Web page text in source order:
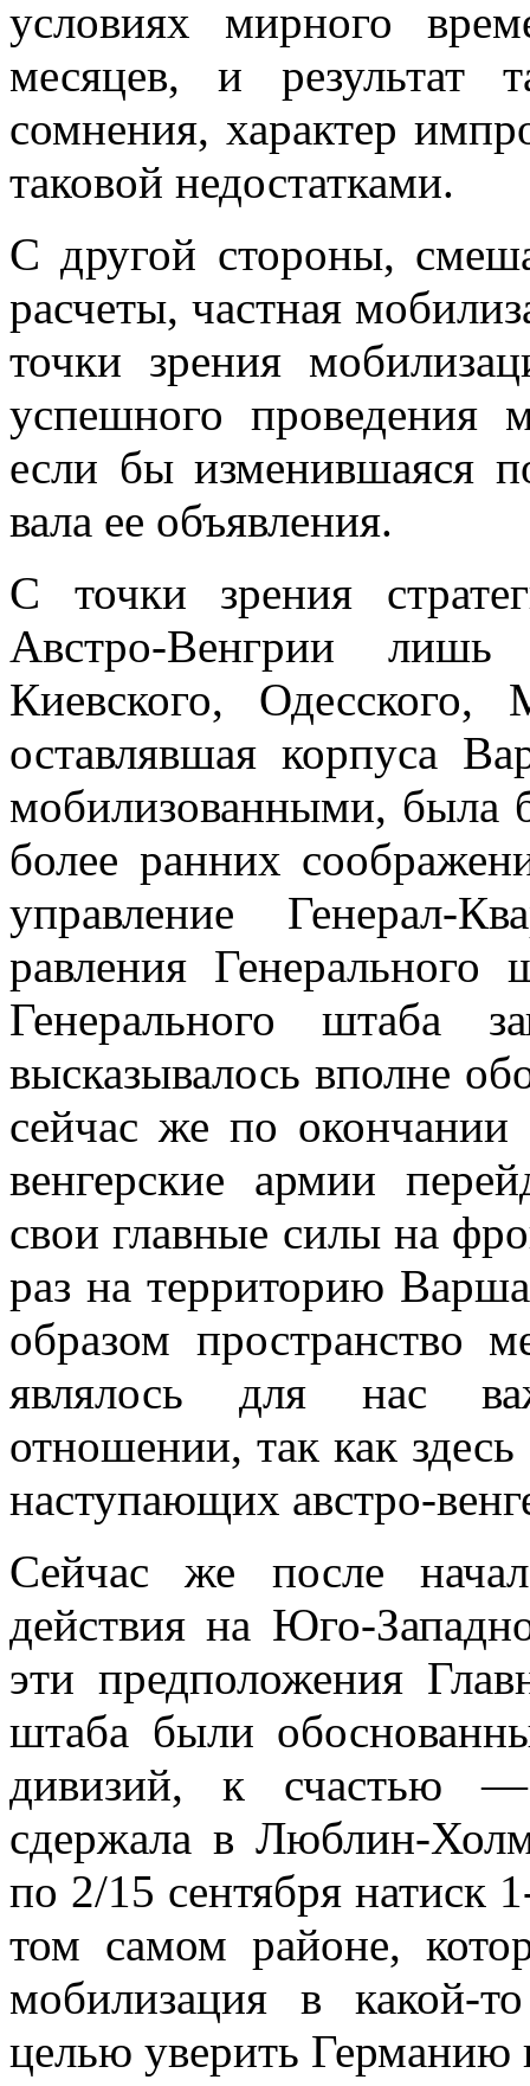
условиях мирного
месяцев, и результат
сомнения, характер
таковой недостатками.
С другой стороны,
расчеты, частная
точки зрения
успешного про­ведения
если бы изменившаяся
вала ее объявления.
С точки зрения
Австро-Венгрии
Киевского, Одесского,
оставлявшая корпуса
мобилизованными, была
более ранних
упра­вление Генерал-
равления Генерального
Генерального штаба
высказывалось вполне
сейчас же по оконча­нии
венгерские армии
свои главные силы на
раз на территорию
образом пространство
являлось для нас
отношении, так как
наступающих австро-
Сейчас же после
действия на Юго-
эти предположения
штаба были
дивизий, к счастью
сдержала в Люблин-
по 2/15 сентября натиск
том самом районе,
мобилизация в какой-
целью уверить